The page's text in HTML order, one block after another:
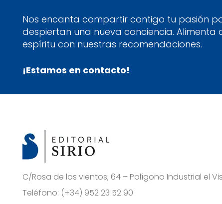
Nos encanta compartir contigo tu pasión
despiertan una nueva conciencia. Alimenta
espíritu con nuestras recomendaciones.
¡Estamos en contacto!
C/Rosa de los vientos, 64 – Polígono Industrial el
Teléfono: (+34) 952 23 52 90